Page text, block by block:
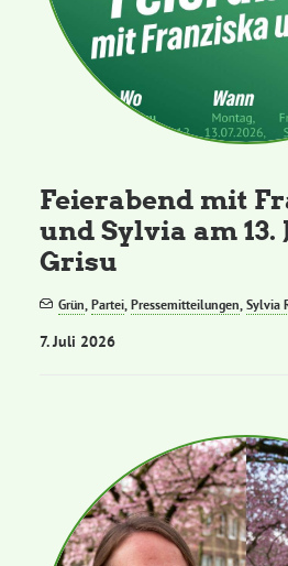
Feierabend mit
und Sylvia am 13.
Grisu
Grün,Partei,Pressemitteilungen,Sylvia
7. Juli 2026